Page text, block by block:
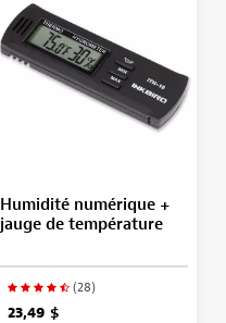
Humidité numérique +
jauge de température
(28)
23,49 $